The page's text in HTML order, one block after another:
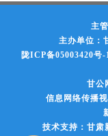
主
主办单位：
陇ICP备05003420号-1
甘公
信息网络传播
技术支持：甘肃